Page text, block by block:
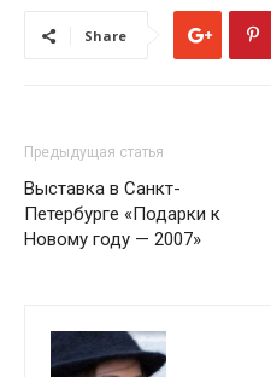
Share
Предыдущая статья
Выставка в Санкт-
Петербурге «Подарки к
Новому году — 2007»